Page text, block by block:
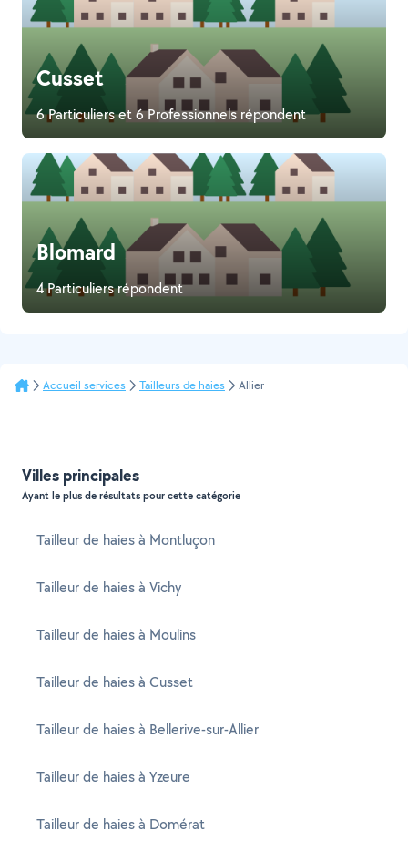
Cusset
6 Particuliers et 6 Professionnels répondent
Blomard
4 Particuliers répondent
Accueil services Tailleurs de haies Allier
Villes principales
Ayant le plus de résultats pour cette catégorie
Tailleur de haies à Montluçon
Tailleur de haies à Vichy
Tailleur de haies à Moulins
Tailleur de haies à Cusset
Tailleur de haies à Bellerive-sur-Allier
Tailleur de haies à Yzeure
Tailleur de haies à Domérat